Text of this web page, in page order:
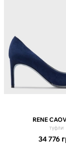
RENE
туфли
34 776